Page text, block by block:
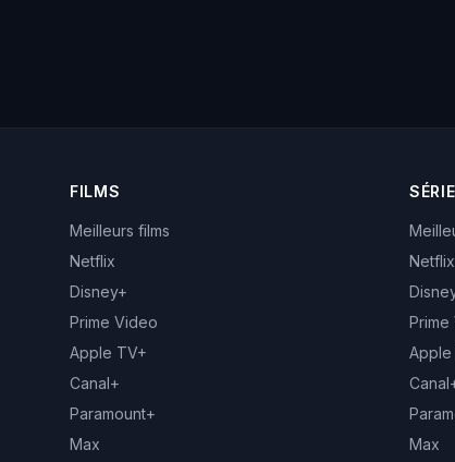
FILMS
Meilleurs films
Netflix
Disney+
Prime Video
Apple TV+
Canal+
Paramount+
Max
Netflix
Prime
Apple
Max